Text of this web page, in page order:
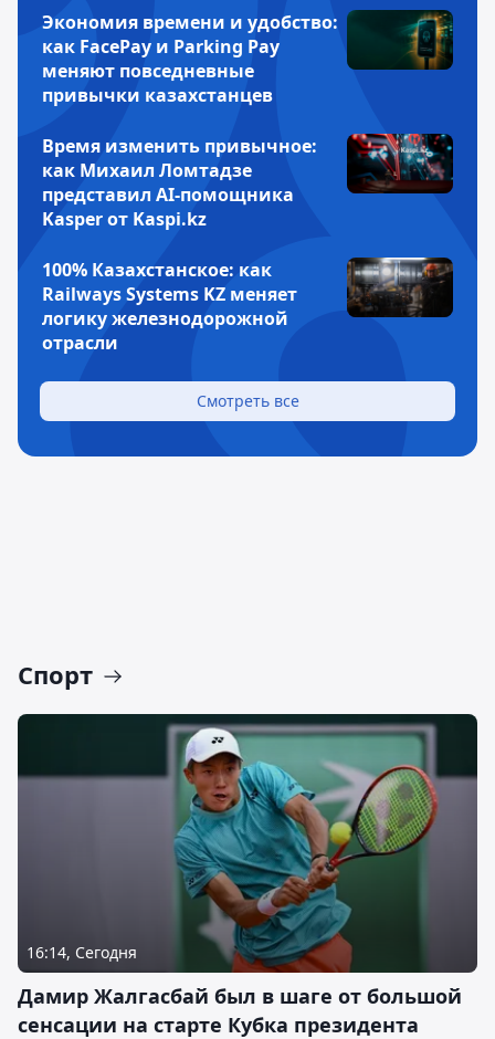
Экономия времени и удобство:
как FacePay и Parking Pay
меняют повседневные
привычки казахстанцев
Время изменить привычное:
как Михаил Ломтадзе
представил AI-помощника
Kasper от Kaspi.kz
100% Казахстанское: как
Railways Systems KZ меняет
логику железнодорожной
отрасли
Смотреть все
Спорт
16:14, Сегодня
Дамир Жалгасбай был в шаге от большой
сенсации на старте Кубка президента